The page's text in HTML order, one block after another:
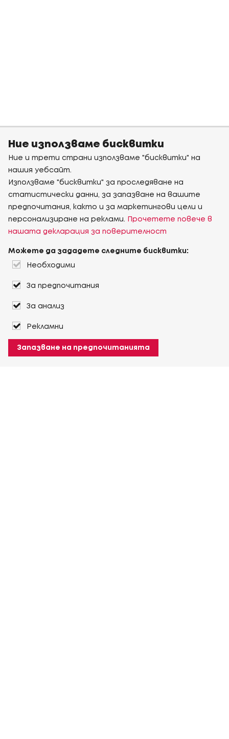
Ние използваме бисквитки
Ние и трети страни използваме "бисквитки" на
нашия уебсайт.
Използваме "бисквитки" за проследяване на
статистически данни, за запазване на вашите
предпочитания, както и за маркетингови цели и
персонализиране на реклами.
Прочетете повече в
нашата декларация за поверителност
Можете да зададете следните бисквитки:
Необходими
За предпочитания
За анализ
Рекламни
Запазване на предпочитанията